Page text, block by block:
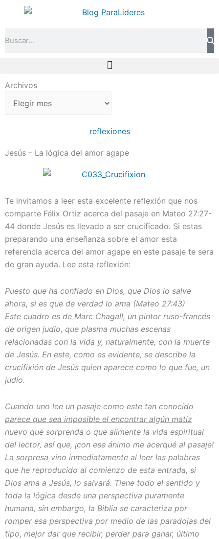
Archivos
Archivos
reflexiones
Jesús – La lógica del amor agape
Te invitamos a leer esta excelente reflexión que nos
comparte Félix Ortiz acerca del pasaje en Mateo 27:27-
44 donde Jesús es llevado a ser crucificado. Si estas
preparando una enseñanza sobre el amor esta
referencia acerca del amor agape en este pasaje te sera
de gran ayuda. Lee esta reflexión:
Puesto que ha confiado en Dios, que Dios lo salve
ahora, si es que de verdad lo ama (Mateo 27:43)
Este cuadro es de Marc Chagall, un pintor ruso-francés
de origen judío, que plasma muchas escenas
relacionadas con la vida y, naturalmente, con la muerte
de Jesús. En este, como es evidente, se describe la
crucifixión de Jesús quien aparece como lo que fue, un
judío.
Cuando uno lee un pasaje como este tan conocido
parece que sea imposible el encontrar algún matiz
nuevo que sorprenda o que alimente la vida espiritual
del lector, así que, ¡con ese ánimo me acerqué al pasaje!
La sorpresa vino inmediatamente al leer las palabras
que he reproducido al comienzo de esta entrada, si
Dios ama a Jesús, lo salvará. Tiene todo el sentido y
toda la lógica desde una perspectiva puramente
humana, sin embargo, la Biblia se caracteriza por
romper esa perspectiva por medio de las paradojas del
tipo, mejor dar que recibir, perder para ganar, último